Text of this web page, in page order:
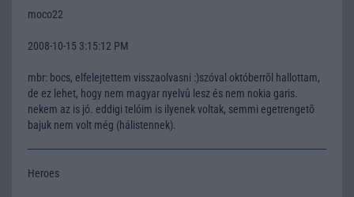
moco22
2008-10-15 3:15:12 PM
mbr: bocs, elfelejtettem visszaolvasni :)szóval októberrõl hallottam,
de ez lehet, hogy nem magyar nyelvû lesz és nem nokia garis.
nekem az is jó. eddigi telóim is ilyenek voltak, semmi egetrengetõ
bajuk nem volt még (hálistennek).
Heroes